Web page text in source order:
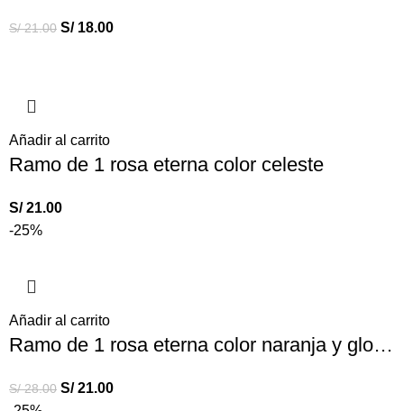
S/21.00 S/18.00
Añadir al carrito
Ramo de 1 rosa eterna color celeste
S/21.00
-25%
Añadir al carrito
Ramo de 1 rosa eterna color naranja y globo
S/28.00 S/21.00